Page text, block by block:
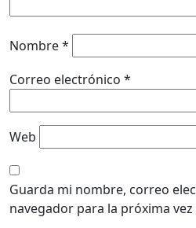
Nombre*
Correo electrónico *
Web
Guarda mi nombre, correo
navegador para la próxima